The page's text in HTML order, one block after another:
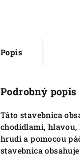
Popis
Podrobný popis
Táto stavebnica
chodidlami,
hrudi a pomocou
stavebnica